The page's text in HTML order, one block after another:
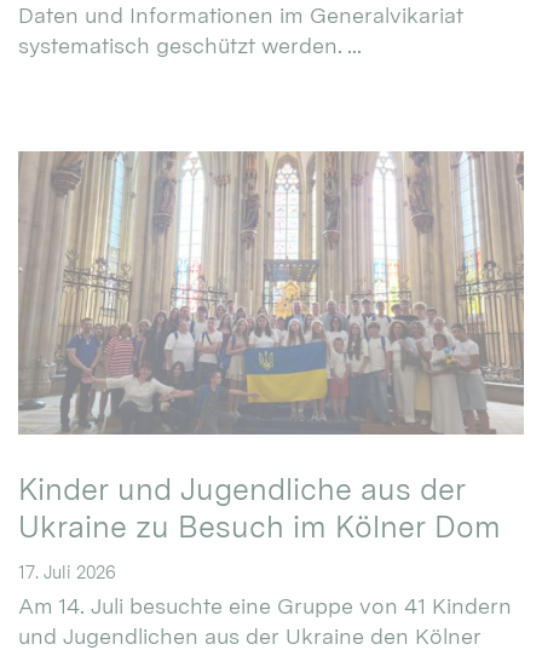
Daten und Informationen im Generalvikariat
systematisch geschützt werden. ...
Kinder und Jugendliche aus der
Ukraine zu Besuch im Kölner Dom
17. Juli 2026
Am 14. Juli besuchte eine Gruppe von 41 Kindern
und Jugendlichen aus der Ukraine den Kölner